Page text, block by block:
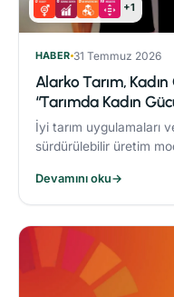
+1
HABER 31 Temmuz 2026
Alarko Tarım, Kadın
“Tarımda Kadın
İyi tarım uygulamaları
sürdürülebilir üretim
üçüncü yılında
başlatıyor.
Devamını oku→